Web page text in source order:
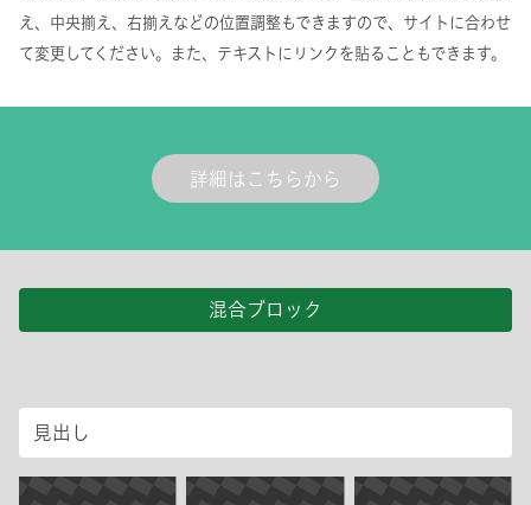
え、中央揃え、右揃えなどの位置調整もできますので、サイトに合わせ
て変更してください。また、テキストにリンクを貼ることもできます。
詳細はこちらから
混合ブロック
見出し